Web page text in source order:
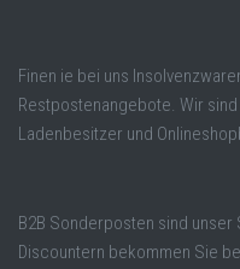
Finen ie bei uns
Restpostenangebote. Wir
Ladenbesitzer und
B2B Sonderposten sind
Discountern bekommen Sie